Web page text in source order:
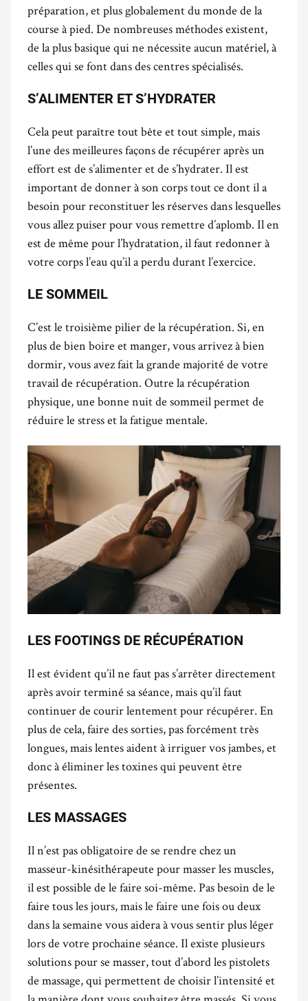
préparation, et plus globalement du monde de la
course à pied. De nombreuses méthodes existent,
de la plus basique qui ne nécessite aucun matériel, à
celles qui se font dans des centres spécialisés.
S’ALIMENTER ET S’HYDRATER
Cela peut paraître tout bête et tout simple, mais
l’une des meilleures façons de récupérer après un
effort est de s’alimenter et de s’hydrater. Il est
important de donner à son corps tout ce dont il a
besoin pour reconstituer les réserves dans lesquelles
vous allez puiser pour vous remettre d’aplomb. Il en
est de même pour l’hydratation, il faut redonner à
votre corps l’eau qu’il a perdu durant l’exercice.
LE SOMMEIL
C’est le troisième pilier de la récupération. Si, en
plus de bien boire et manger, vous arrivez à bien
dormir, vous avez fait la grande majorité de votre
travail de récupération. Outre la récupération
physique, une bonne nuit de sommeil permet de
réduire le stress et la fatigue mentale.
LES FOOTINGS DE RÉCUPÉRATION
Il est évident qu’il ne faut pas s’arrêter directement
après avoir terminé sa séance, mais qu’il faut
continuer de courir lentement pour récupérer. En
plus de cela, faire des sorties, pas forcément très
longues, mais lentes aident à irriguer vos jambes, et
donc à éliminer les toxines qui peuvent être
présentes.
LES MASSAGES
Il n’est pas obligatoire de se rendre chez un
masseur-kinésithérapeute pour masser les muscles,
il est possible de le faire soi-même. Pas besoin de le
faire tous les jours, mais le faire une fois ou deux
dans la semaine vous aidera à vous sentir plus léger
lors de votre prochaine séance. Il existe plusieurs
solutions pour se masser, tout d’abord les pistolets
de massage, qui permettent de choisir l’intensité et